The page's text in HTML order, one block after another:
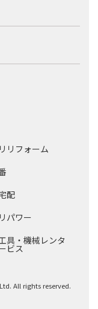
リフォーム
配
パワー
具・機械レンタ
ビス
All rights reserved.